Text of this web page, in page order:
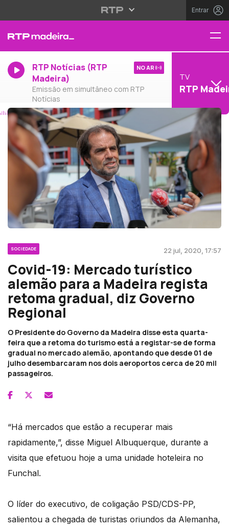
Entrar
RTP Notícias (RTP
Madeira)
Emissão em simultâneo com RTP
Notícias
NO AR
TV
RTP
SOCIEDADE 22 jul, 2020, 17:57
Covid-19: Mercado turístico
alemão para a Madeira regista
retoma gradual, diz Governo
Regional
O Presidente do Governo da Madeira disse esta quarta-
feira que a retoma do turismo está a registar-se de forma
gradual no mercado alemão, apontando que desde 01 de
julho desembarcaram nos dois aeroportos cerca de 20 mil
passageiros.
“Há mercados que estão a recuperar mais
rapidamente,”, disse Miguel Albuquerque, durante a
visita que efetuou hoje a uma unidade hoteleira no
Funchal.
O líder do executivo, de coligação PSD/CDS-PP,
salientou a chegada de turistas oriundos da Alemanha,